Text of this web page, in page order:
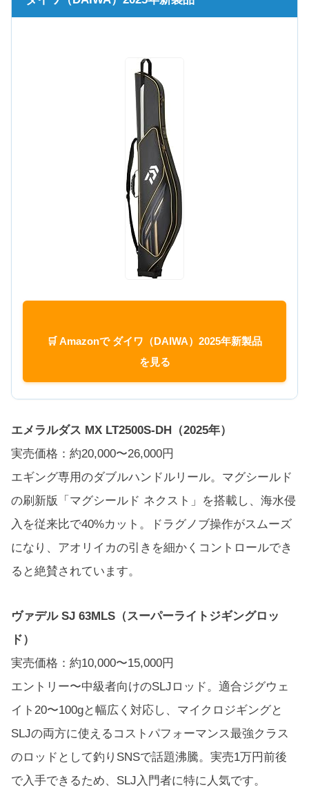
🛒 Amazonで ダイワ（DAIWA）2025年新製品
を見る
エメラルダス MX LT2500S-DH（2025年）
実売価格：約20,000〜26,000円
エギング専用のダブルハンドルリール。マグシールド
の刷新版「マグシールド ネクスト」を搭載し、海水侵
入を従来比で40%カット。ドラグノブ操作がスムーズ
になり、アオリイカの引きを細かくコントロールでき
ると絶賛されています。
ヴァデル SJ 63MLS（スーパーライトジギングロッ
ド）
実売価格：約10,000〜15,000円
エントリー〜中級者向けのSLJロッド。適合ジグウェ
イト20〜100gと幅広く対応し、マイクロジギングと
SLJの両方に使えるコストパフォーマンス最強クラス
のロッドとして釣りSNSで話題沸騰。実売1万円前後
で入手できるため、SLJ入門者に特に人気です。